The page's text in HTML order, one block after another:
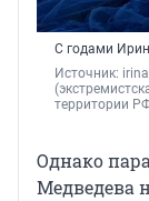
С годами
Источник:
территории
Однако
Медведева